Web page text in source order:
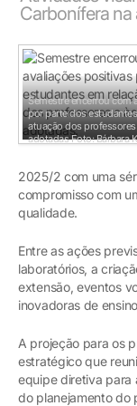
Carbonífera na
Semestre encerrou com
por parte dos
atuação dos
adotadasFoto: Bárbara
2025/2 com uma
compromisso com
qualidade.
Entre as ações
laboratórios, a
extensão, eventos
inovadoras de
A projeção para os
estratégico que
equipe diretiva para
do planejamento do